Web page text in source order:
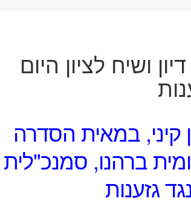
ושיח לציון היום
קיני, במאית הסדרה
ברהנו, סמנכ"לית
גזענות